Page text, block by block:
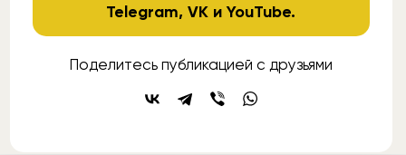
Telegram,VK иYouTube.
Поделитесь публикацией с друзьями